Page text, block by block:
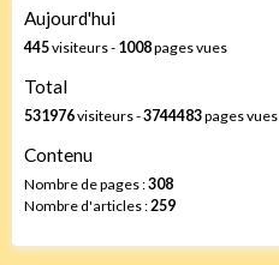
Aujourd'hui
445visiteurs - 1008pages vues
Total
531976visiteurs -3744483pages vues
Contenu
Nombre de pages :308
Nombre d'articles : 259